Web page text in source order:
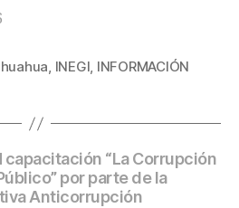
, INEGI, INFORMACIÓN
capacitación “La Corrupción
por parte de la
Anticorrupción